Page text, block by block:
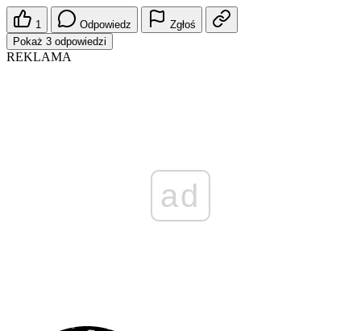
1 Odpowiedz
Zgłoś
Pokaż 3 odpowiedzi
REKLAMA
ad